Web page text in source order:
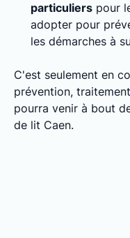
particuliers pour
adopter pour
les démarches à
C'est seulement en
prévention,
pourra venir à bout
de lit Caen.